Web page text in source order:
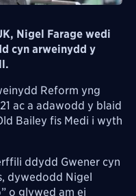
Nigel Farage wedi
cyn arweinydd y
Reform yng
ac a adawodd y blaid
Bailey fis Medi i wyth
ddydd Gwener cyn
dywedodd Nigel
o glywed am ei